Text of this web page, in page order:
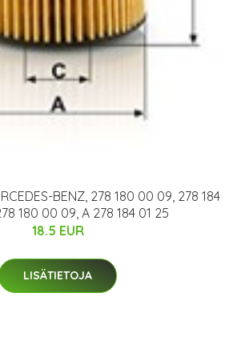
BENZ, 278 180 00 09, 278 184
180 00 09, A 278 184 01 25
18.5 EUR
LISÄTIETOJA